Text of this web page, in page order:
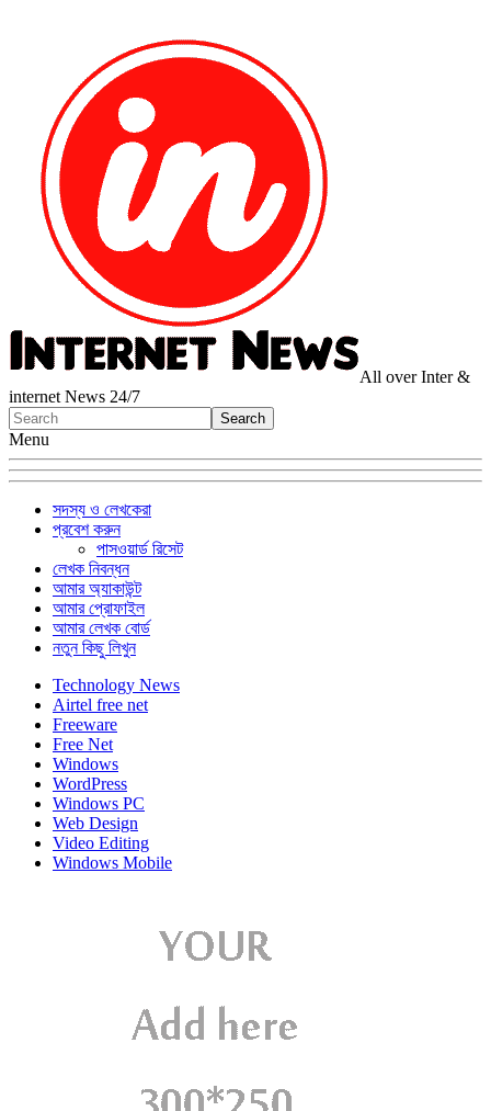
All over Inter &
internet News 24/7
Menu
সদস্য ও লেখকেরা
প্রবেশ করুন
পাসওয়ার্ড রিসেট
লেখক নিবন্ধন
আমার অ্যাকাউন্ট
আমার প্রোফাইল
আমার লেখক বোর্ড
নতুন কিছু লিখুন
Technology News
Airtel free net
Freeware
Free Net
Windows
WordPress
Windows PC
Web Design
Video Editing
Windows Mobile